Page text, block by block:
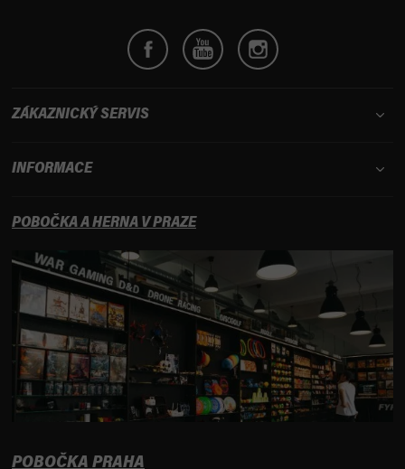
ZÁKAZNICKÝ SERVIS
INFORMACE
POBOČKA A HERNA V PRAZE
POBOČKA PRAHA